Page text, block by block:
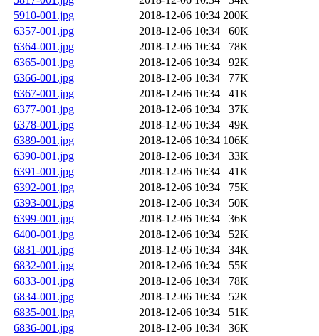
5910-001.jpg
2018-12-06 10:34 200K
6357-001.jpg
2018-12-06 10:34
60K
6364-001.jpg
2018-12-06 10:34
78K
6365-001.jpg
2018-12-06 10:34
92K
6366-001.jpg
2018-12-06 10:34
77K
6367-001.jpg
2018-12-06 10:34
41K
6377-001.jpg
2018-12-06 10:34
37K
6378-001.jpg
2018-12-06 10:34
49K
6389-001.jpg
2018-12-06 10:34 106K
6390-001.jpg
2018-12-06 10:34
33K
6391-001.jpg
2018-12-06 10:34
41K
6392-001.jpg
2018-12-06 10:34
75K
6393-001.jpg
2018-12-06 10:34
50K
6399-001.jpg
2018-12-06 10:34
36K
6400-001.jpg
2018-12-06 10:34
52K
6831-001.jpg
2018-12-06 10:34
34K
6832-001.jpg
2018-12-06 10:34
55K
6833-001.jpg
2018-12-06 10:34
78K
6834-001.jpg
2018-12-06 10:34
52K
6835-001.jpg
2018-12-06 10:34
51K
6836-001.jpg
2018-12-06 10:34
36K